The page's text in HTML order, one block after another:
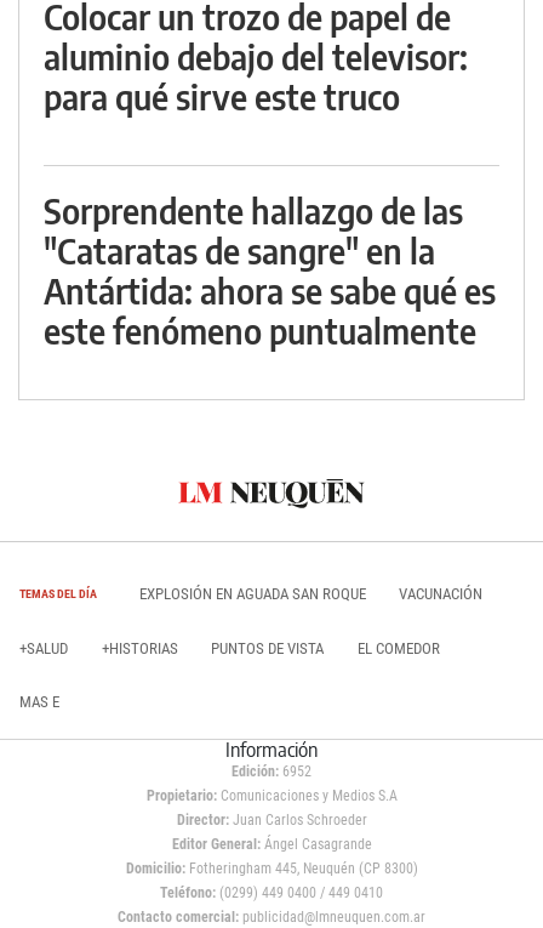
Colocar un trozo de papel de
aluminio debajo del televisor:
para qué sirve este truco
Sorprendente hallazgo de las
"Cataratas de sangre" en la
Antártida: ahora se sabe qué es
este fenómeno puntualmente
TEMAS DEL DÍA EXPLOSIÓN EN AGUADA SAN ROQUE VACUNACIÓN
+SALUD +HISTORIAS PUNTOS DE VISTA EL COMEDOR
MAS E
Información
Edición: 6952
Propietario:Comunicaciones y Medios S.A
Director: Juan Carlos Schroeder
Editor General:Ángel Casagrande
Domicilio:Fotheringham 445, Neuquén (CP 8300)
Teléfono: (0299) 449 0400 / 449 0410
Contacto comercial: publicidad@lmneuquen.com.ar